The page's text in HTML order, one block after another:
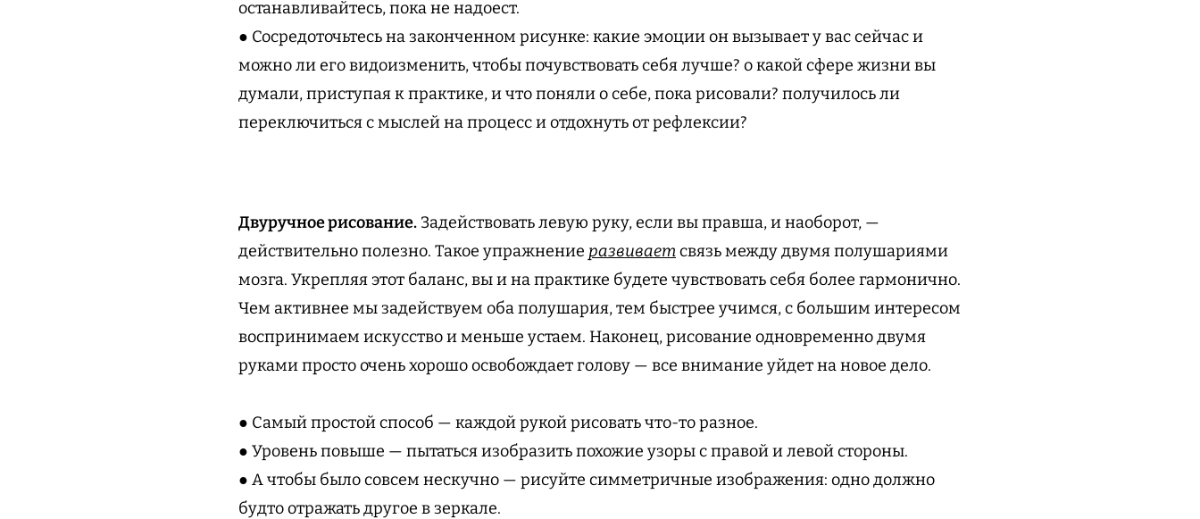
останавливайтесь, пока не надоест.
● Сосредоточьтесь на законченном рисунке: какие эмоции он вызывает у вас сейчас и
можно ли его видоизменить, чтобы почувствовать себя лучше? о какой сфере жизни вы
думали, приступая к практике, и что поняли о себе, пока рисовали? получилось ли
переключиться с мыслей на процесс и отдохнуть от рефлексии?
Двуручное рисование. Задействовать левую руку, если вы правша, и наоборот, —
действительно полезно. Такое упражнение развиваетсвязь между двумя полушариями
мозга. Укрепляя этот баланс, вы и на практике будете чувствовать себя более гармонично.
Чем активнее мы задействуем оба полушария, тем быстрее учимся, с большим интересом
воспринимаем искусство и меньше устаем. Наконец, рисование одновременно двумя
руками просто очень хорошо освобождает голову — все внимание уйдет на новое дело.
● Самый простой способ — каждой рукой рисовать что-то разное.
● Уровень повыше — пытаться изобразить похожие узоры с правой и левой стороны.
● А чтобы было совсем нескучно — рисуйте симметричные изображения: одно должно
будто отражать другое в зеркале.